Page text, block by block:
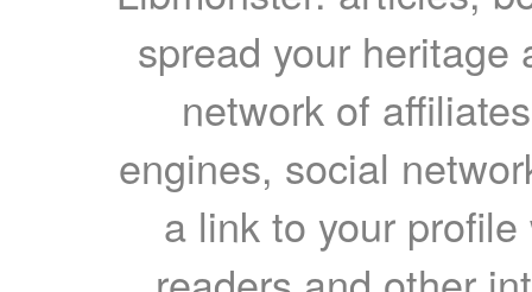
spread your heritage
network of
engines, social
a link to your